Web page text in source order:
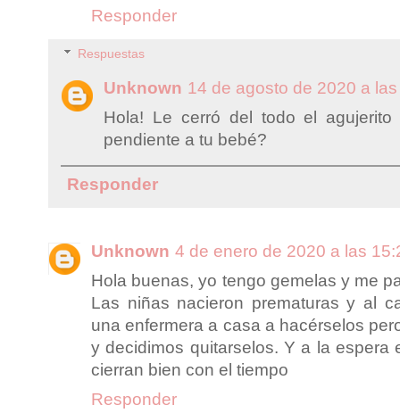
Responder
Respuestas
Unknown 14 de agosto de 2020 a
Hola! Le cerró del todo el
pendiente a tu bebé?
Responder
Unknown 4 de enero de 2020 a las
Hola buenas, yo tengo gemelas y me
Las niñas nacieron prematuras y al
una enfermera a casa a hacérselos
y decidimos quitarselos. Y a la espera
cierran bien con el tiempo
Responder